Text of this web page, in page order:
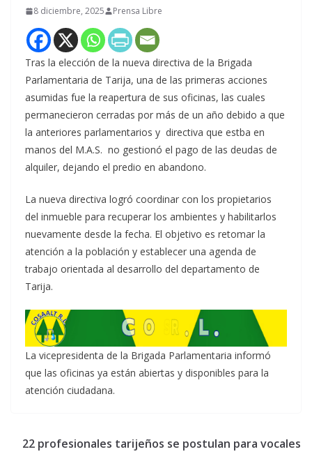
8 diciembre, 2025 Prensa Libre
Tras la elección de la nueva directiva de la Brigada
Parlamentaria de Tarija, una de las primeras acciones
asumidas fue la reapertura de sus oficinas, las cuales
permanecieron cerradas por más de un año debido a que
la anteriores parlamentarios y directiva que estba en
manos del M.A.S. no gestionó el pago de las deudas de
alquiler, dejando el predio en abandono.
La nueva directiva logró coordinar con los propietarios
del inmueble para recuperar los ambientes y habilitarlos
nuevamente desde la fecha. El objetivo es retomar la
atención a la población y establecer una agenda de
trabajo orientada al desarrollo del departamento de
Tarija.
La vicepresidenta de la Brigada Parlamentaria informó
que las oficinas ya están abiertas y disponibles para la
atención ciudadana.
22 profesionales tarijeños se postulan para vocales